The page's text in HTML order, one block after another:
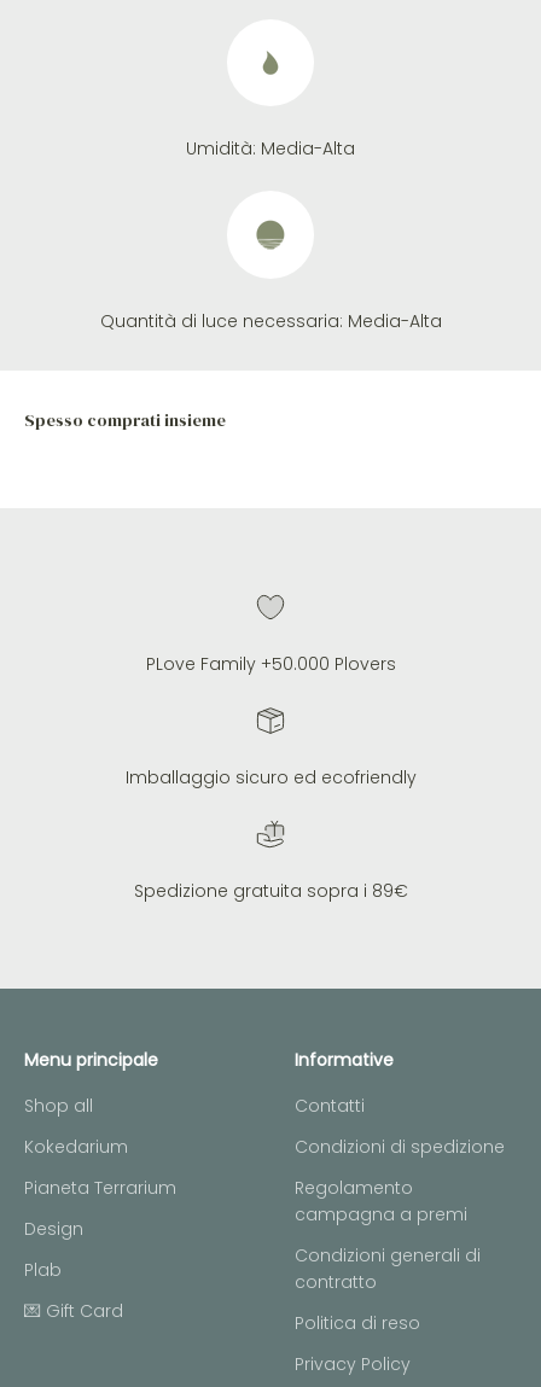
Umidità: Media-Alta
Quantità di luce necessaria: Media-Alta
PLove Family +50.000 Plovers
Imballaggio sicuro ed ecofriendly
Spedizione gratuita sopra i 89€
Menu principale
Shop all
Kokedarium
Pianeta Terrarium
Design
Plab
💌 Gift Card
Informative
Contatti
Condizioni di spedizione
Regolamento
campagna a premi
Condizioni generali di
contratto
Politica di reso
Privacy Policy